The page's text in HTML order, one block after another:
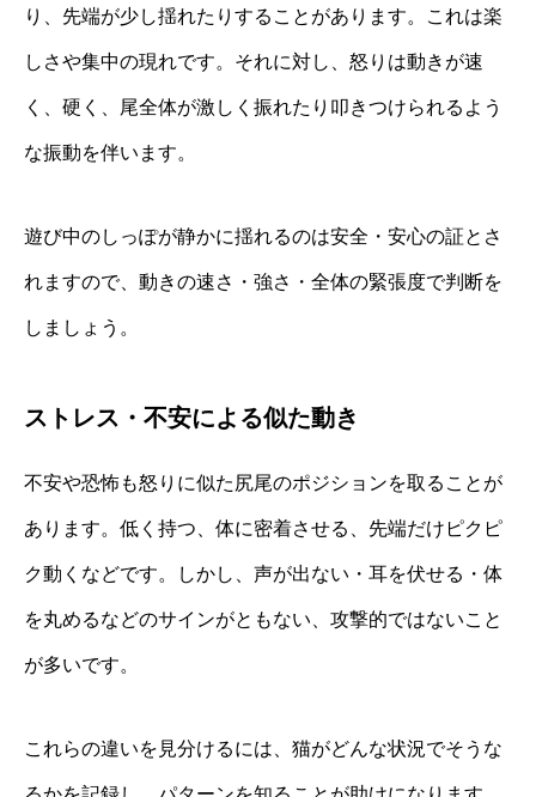
り、先端が少し揺れたりすることがあります。これは楽
しさや集中の現れです。それに対し、怒りは動きが速
く、硬く、尾全体が激しく振れたり叩きつけられるよう
な振動を伴います。
遊び中のしっぽが静かに揺れるのは安全・安心の証とさ
れますので、動きの速さ・強さ・全体の緊張度で判断を
しましょう。
ストレス・不安による似た動き
不安や恐怖も怒りに似た尻尾のポジションを取ることが
あります。低く持つ、体に密着させる、先端だけピクピ
ク動くなどです。しかし、声が出ない・耳を伏せる・体
を丸めるなどのサインがともない、攻撃的ではないこと
が多いです。
これらの違いを見分けるには、猫がどんな状況でそうな